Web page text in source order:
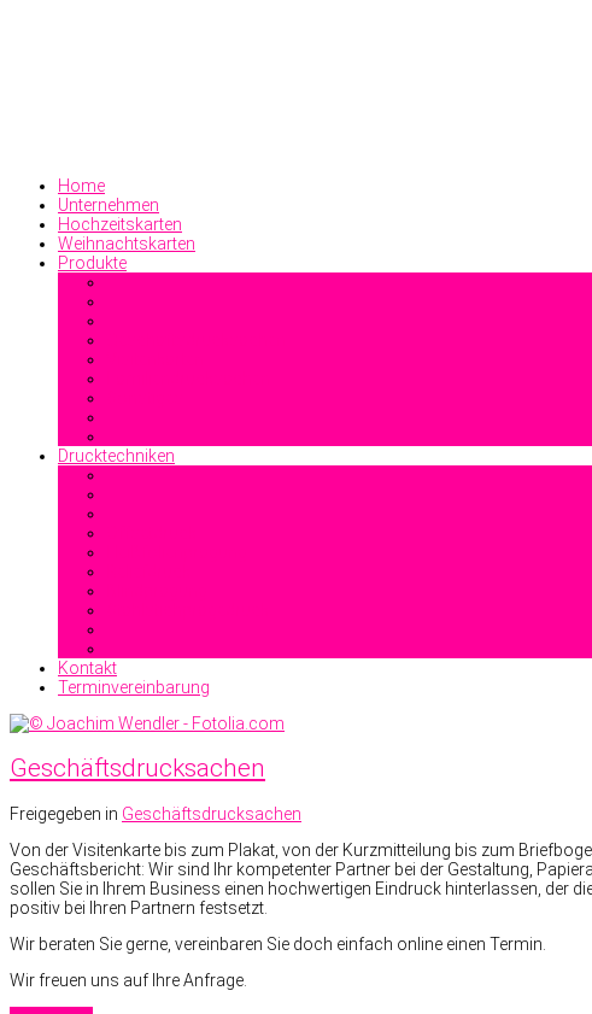
Home
Unternehmen
Hochzeitskarten
Weihnachtskarten
Produkte
Drucktechniken
Kontakt
Terminvereinbarung
Geschäftsdrucksachen
Freigegeben in Geschäftsdrucksachen
Von der Visitenkarte bis zum Plakat, von der Kurzmitteilung bis zum
Geschäftsbericht: Wir sind Ihr kompetenter Partner bei der Gestaltung,
sollen Sie in Ihrem Business einen hochwertigen Eindruck hinterlassen, der
positiv bei Ihren Partnern festsetzt.
Wir beraten Sie gerne, vereinbaren Sie doch einfach online einen Termin.
Wir freuen uns auf Ihre Anfrage.